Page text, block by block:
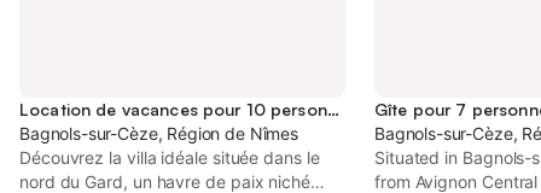
Location de vacances pour 10 personnes
Bagnols-sur-Cèze, Région de Nîmes
Découvrez la villa idéale située dans le
nord du Gard, un havre de paix niché
Gîte pour 7
Bagnols-sur-Cèze,
Situated in Bagnols-
from Avignon